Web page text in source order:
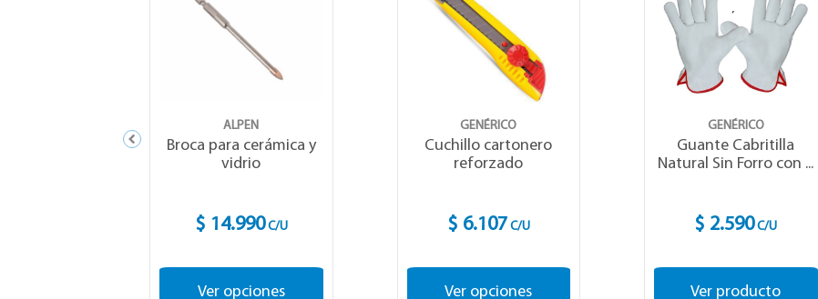
ALPEN
Broca para cerámica y
vidrio
$ 14.990 C/U
Ver opciones
GENÉRICO
Cuchillo cartonero
reforzado
$ 6.107 C/U
Ver opciones
GENÉRICO
Guante Cabritilla
Natural Sin Forro con ...
$ 2.590 C/U
Ver producto